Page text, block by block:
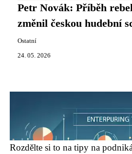
Petr Novák: Příběh
změnil českou hudební
Ostatní
24. 05. 2026
Rozdělte si to na tipy na